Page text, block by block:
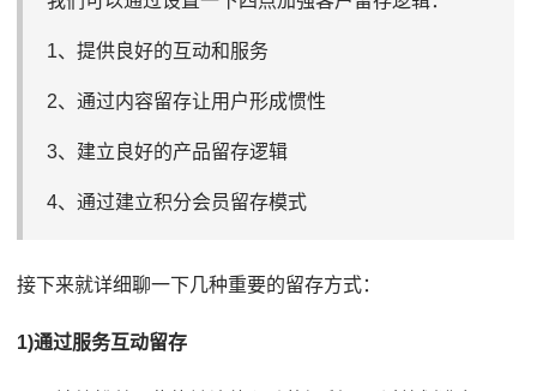
1、提供良好的互动和服务
2、通过内容留存让用户形成惯性
3、建立良好的产品留存逻辑
4、通过建立积分会员留存模式
接下来就详细聊一下几种重要的留存方式：
1)通过服务互动留存